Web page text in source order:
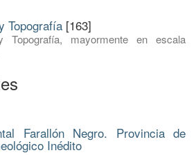
Topografía [163]
Topografía, mayormente en escala
Farallón Negro. Provincia de
Inédito